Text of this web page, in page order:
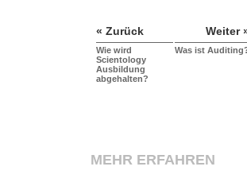
« Zurück
Wie wird
Scientology
Ausbildung
abgehalten?
Weiter
Was ist
MEHR ERFAHREN